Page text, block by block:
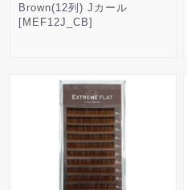
Brown(12列) Jカール
[MEF12J_CB]